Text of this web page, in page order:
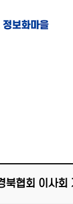
협회 이사회